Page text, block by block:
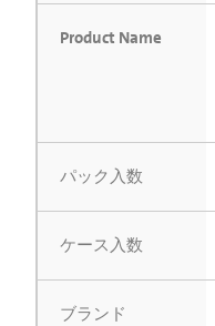
Product Name
パック入数
ケース入数
ブランド